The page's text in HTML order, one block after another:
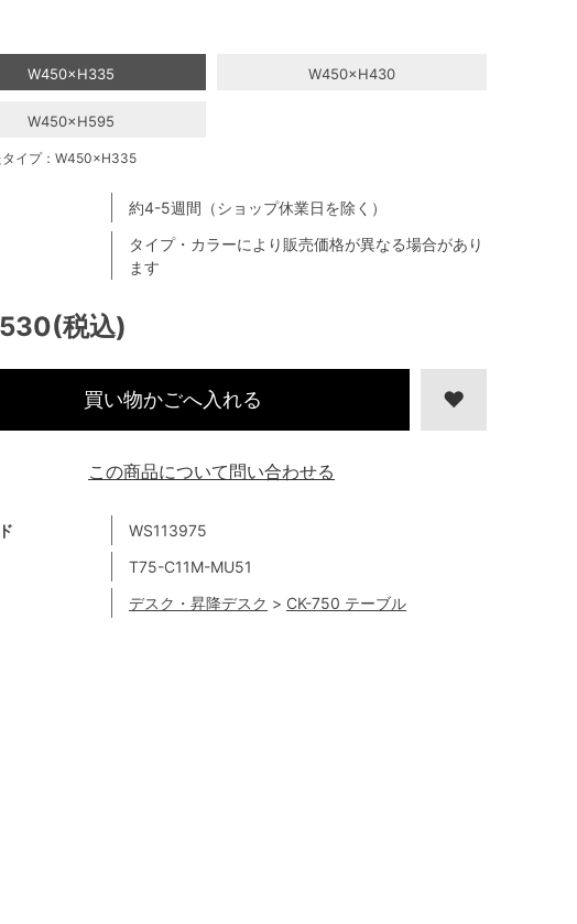
税込)
WS113975
T75-C11M-MU51
デスク・昇降デスク > CK-750 テーブル
タイプ・カラーにより販売価格が異なる場合があり
ます
約4-5週間（ショップ休業日を除く）
W450×H335 W450×H430
W450×H595
タイプ：W450×H335
買い物かごへ入れる
この商品について問い合わせる